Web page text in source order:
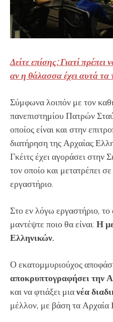
Δείτε επίσης: Γιατί
αν η θάλασσα έχει αυτά
Σύμφωνα λοιπόν με τον
πανεπιστημίου Πατρών
οποίος είναι και στην
διατήρηση της Αρχαίας
Γκέιτς έχει αγοράσει στην
τον οποίο και μετατρέπει
εργαστήριο.
Στο εν λόγω εργαστήριο, το
μαντέψτε ποιο θα είναι: Η
Ελληνικών.
Ο εκατομμυριούχος
αποκρυπτογραφήσει την
και να φτιάξει μιανέα
μέλλον, με βάση τα Αρχαία